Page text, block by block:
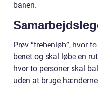
banen.
Prøv “trebenløb”, hvor
benet og skal løbe en
hvor to personer skal
uden at bruge